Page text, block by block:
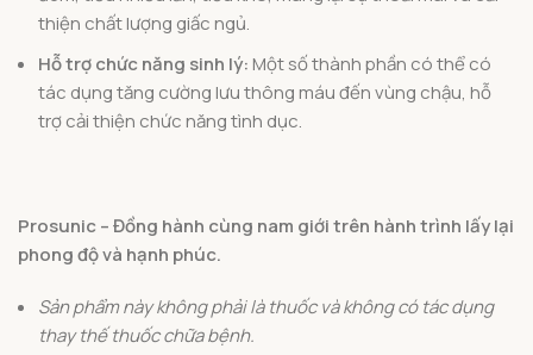
thiện chất lượng giấc ngủ.
Hỗ trợ chức năng sinh lý: Một số thành phần có thể có
tác dụng tăng cường lưu thông máu đến vùng chậu, hỗ
trợ cải thiện chức năng tình dục.
Prosunic – Đồng hành cùng nam giới trên hành trình lấy lại
phong độ và hạnh phúc.
Sản phẩm này không phải là thuốc và không có tác dụng
thay thế thuốc chữa bệnh.